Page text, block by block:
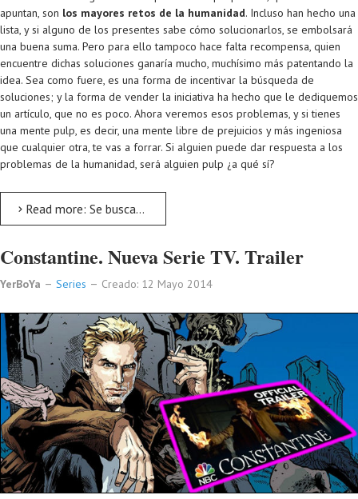
apuntan, son los mayores retos de la humanidad. Incluso han hecho una
lista, y si alguno de los presentes sabe cómo solucionarlos, se embolsará
una buena suma. Pero para ello tampoco hace falta recompensa, quien
encuentre dichas soluciones ganaría mucho, muchísimo más patentando la
idea. Sea como fuere, es una forma de incentivar la búsqueda de
soluciones; y la forma de vender la iniciativa ha hecho que le dediquemos
un artículo, que no es poco. Ahora veremos esos problemas, y si tienes
una mente pulp, es decir, una mente libre de prejuicios y más ingeniosa
que cualquier otra, te vas a forrar. Si alguien puede dar respuesta a los
problemas de la humanidad, será alguien pulp ¿a qué sí?
Read more: Se busca solucionador de problemas. Recompensa 12 millones de euros
Constantine. Nueva Serie TV. Trailer
YerBoYa Series Creado: 12 Mayo 2014